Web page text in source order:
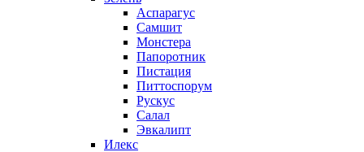
Аспарагус
Самшит
Монстера
Папоротник
Пистация
Питтоспорум
Рускус
Салал
Эвкалипт
Илекс